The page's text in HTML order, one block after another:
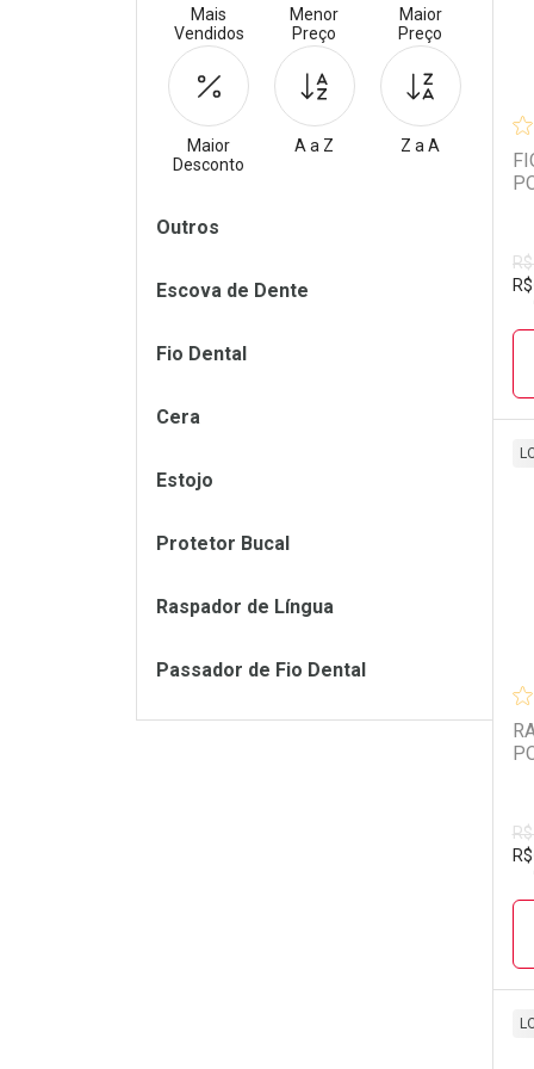
R$
R$
Mais
Vendidos
Menor
Preço
Maior
Preço
Maior
Desconto
A a Z Z a A
Filtros
Outros
Escova de Dente
Fio Dental
Cera
Estojo
Protetor Bucal
Raspador de Língua
Passador de Fio Dental